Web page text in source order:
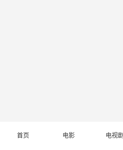
首页 电影 电视剧